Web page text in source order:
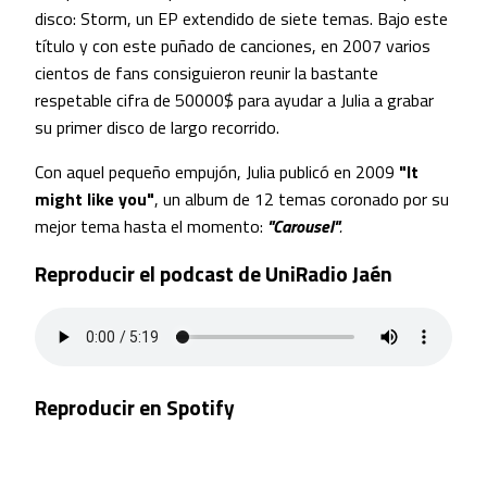
disco: Storm, un EP extendido de siete temas. Bajo este
título y con este puñado de canciones, en 2007 varios
cientos de fans consiguieron reunir la bastante
respetable cifra de 50000$ para ayudar a Julia a grabar
su primer disco de largo recorrido.
Con aquel pequeño empujón, Julia publicó en 2009 "It
might like you", un album de 12 temas coronado por su
mejor tema hasta el momento: "Carousel".
Reproducir el podcast de UniRadio Jaén
Reproducir en Spotify